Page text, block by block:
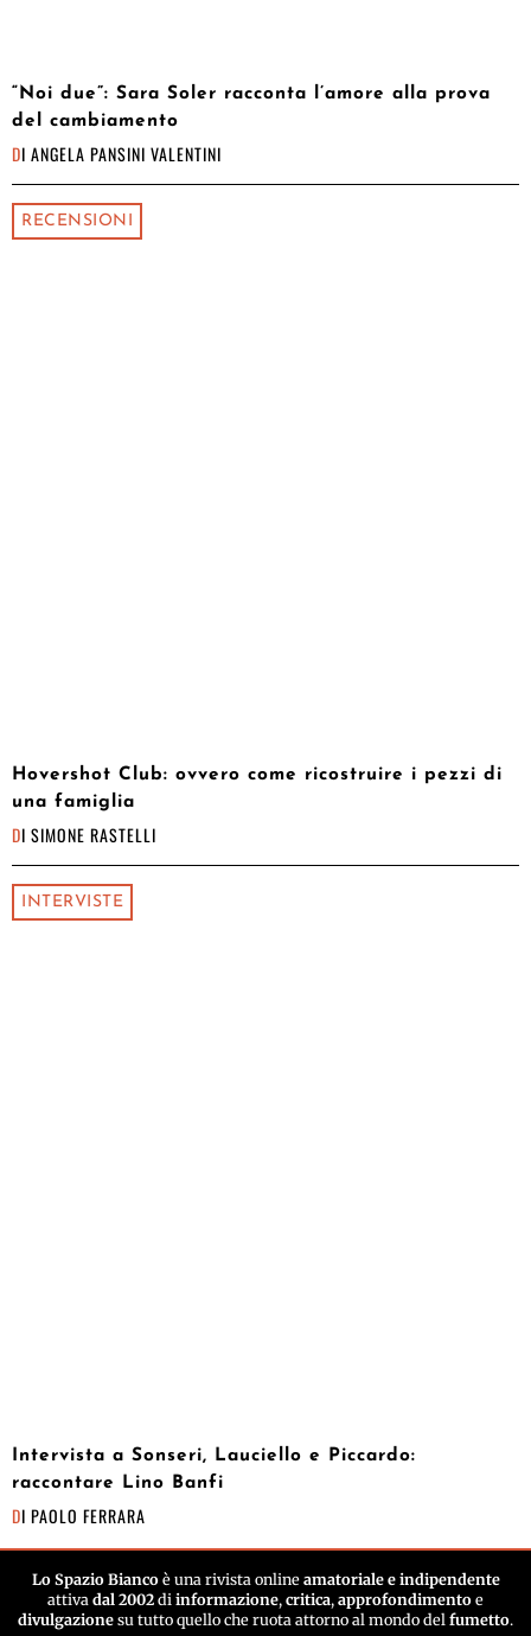
“Noi due”: Sara Soler racconta l’amore alla prova
del cambiamento
DI ANGELA PANSINI VALENTINI
RECENSIONI
Hovershot Club: ovvero come ricostruire i pezzi di
una famiglia
DI SIMONE RASTELLI
INTERVISTE
Intervista a Sonseri, Lauciello e Piccardo:
raccontare Lino Banfi
DI PAOLO FERRARA
Lo Spazio Biancoè una rivista online amatoriale e indipendente
attiva dal 2002 di informazione, critica, approfondimento e
divulgazione su tutto quello che ruota attorno al mondo del fumetto.